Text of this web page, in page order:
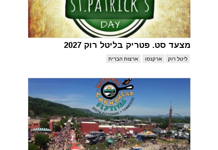
מצעד סט. פטריק בליטל רוק 2027
ליטל רוק ארקנסו ארצות הברית